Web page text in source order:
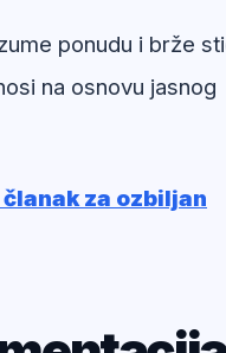
ponudu i brže
na osnovu jasnog
za ozbiljan